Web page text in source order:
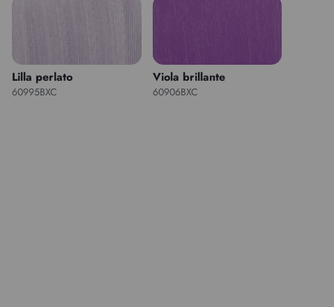
Lilla perlato
60995BXC
Viola brillante
60906BXC